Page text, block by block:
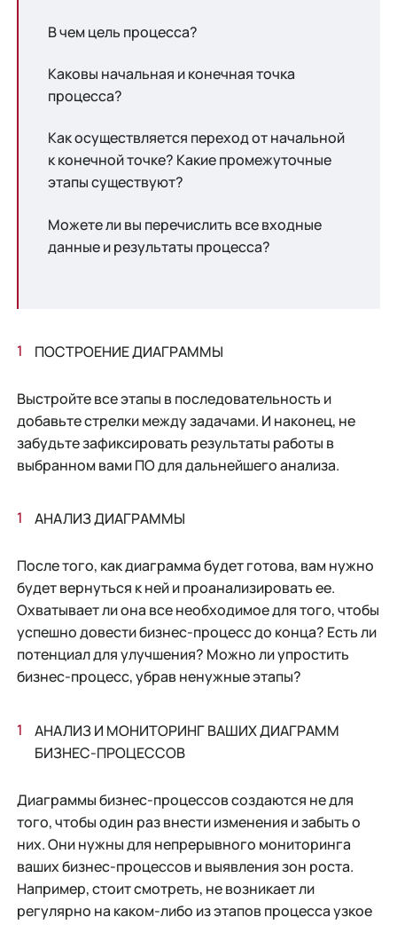
В чем цель процесса?
Каковы начальная и конечная точка
процесса?
Как осуществляется переход от начальной
к конечной точке? Какие промежуточные
этапы существуют?
Можете ли вы перечислить все входные
данные и результаты процесса?
ПОСТРОЕНИЕ ДИАГРАММЫ
Выстройте все этапы в последовательность и
добавьте стрелки между задачами. И наконец, не
забудьте зафиксировать результаты работы в
выбранном вами ПО для дальнейшего анализа.
АНАЛИЗ ДИАГРАММЫ
После того, как диаграмма будет готова, вам нужно
будет вернуться к ней и проанализировать ее.
Охватывает ли она все необходимое для того, чтобы
успешно довести бизнес-процесс до конца? Есть ли
потенциал для улучшения? Можно ли упростить
бизнес-процесс, убрав ненужные этапы?
АНАЛИЗ И МОНИТОРИНГ ВАШИХ ДИАГРАММ
БИЗНЕС-ПРОЦЕССОВ
Диаграммы бизнес-процессов создаются не для
того, чтобы один раз внести изменения и забыть о
них. Они нужны для непрерывного мониторинга
ваших бизнес-процессов и выявления зон роста.
Например, стоит смотреть, не возникает ли
регулярно на каком-либо из этапов процесса узкое